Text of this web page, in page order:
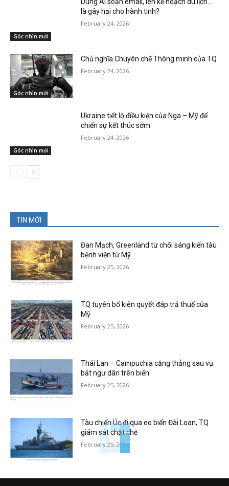
Góc nhìn mới
là gây hại cho hành tinh?
February 24, 2026
Góc nhìn mới
Chủ nghĩa Chuyên chế Thông minh của TQ
February 24, 2026
Góc nhìn mới
Ukraine tiết lộ điều kiện của Nga – Mỹ để
chiến sự kết thúc sớm
February 24, 2026
TIN MỚI
Đan Mạch, Greenland từ chối sáng kiến tàu
bệnh viện từ Mỹ
February 25, 2026
TQ tuyên bố kiên quyết đáp trả thuế của
Mỹ
February 25, 2026
Thái Lan – Campuchia căng thẳng sau vụ
bắt ngư dân trên biển
February 25, 2026
Tàu chiến Úc đi qua eo biển Đài Loan, TQ
giám sát chặt chẽ
February 25, 2026